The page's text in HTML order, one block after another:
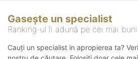
Gasește un specialist
Ranking-ul îi adună pe cei mai
Cauți un specialist in apropierea ta?